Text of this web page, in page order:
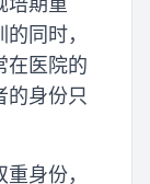
同时，
在医院的
的身份只
身份，